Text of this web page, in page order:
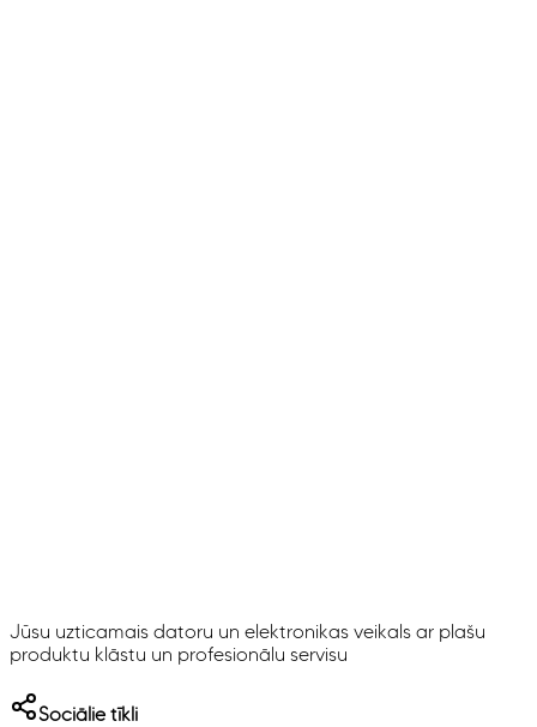
Jūsu uzticamais datoru un elektronikas veikals ar plašu
produktu klāstu un profesionālu servisu
Sociālie tīkli